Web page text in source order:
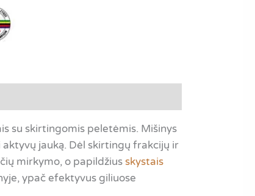
su skirtingomis peletėmis. Mišinys
jauką. Dėl skirtingų frakcijų ir
mirkymo, o papildžiusskystais
ypač efektyvus giliuose